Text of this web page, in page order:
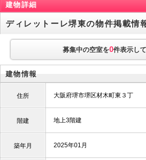
建物詳細
ディレットーレ堺東の物件掲載情
募集中の空室を0件表示し
建物情報
住所 大阪府堺市堺区材木町東３丁
階建 地上3階建
築年月 2025年01月